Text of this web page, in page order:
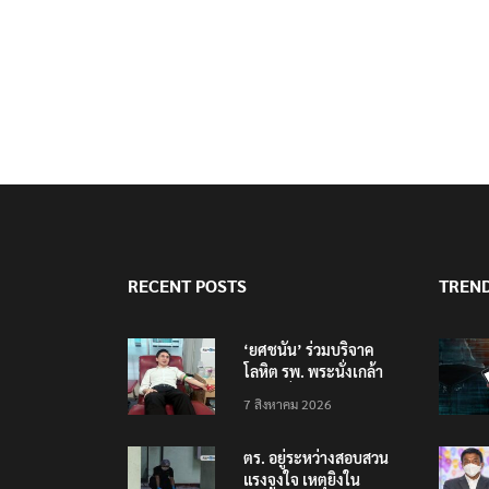
RECENT POSTS
‘ยศชนัน’ ร่วมบริจาค
โลหิต รพ. พระนั่งเกล้า
เทพศิรินทร์ นนทบุรี
7 สิงหาคม 2026
ตร. อยู่ระหว่างสอบสวน
แรงจูงใจ เหตุยิงใน